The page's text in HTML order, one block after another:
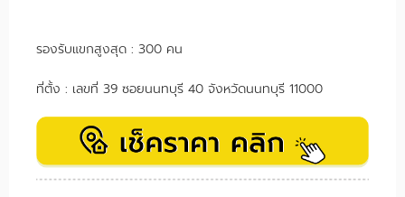
รองรับแขกสูงสุด : 300 คน
ที่ตั้ง : เลขที่ 39 ซอยนนทบุรี 40 จังหวัดนนทบุรี 11000